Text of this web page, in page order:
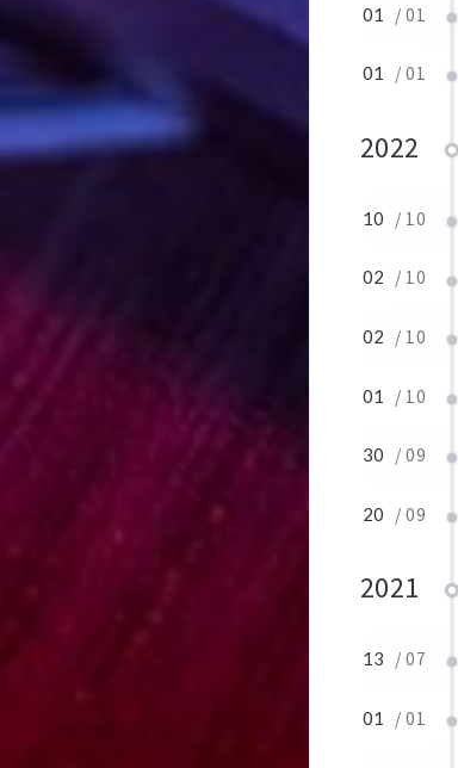
01 / 01
01 / 01
2022
10 / 10
02 / 10
02 / 10
01 / 10
30 / 09
20 / 09
2021
13 / 07
01 / 01